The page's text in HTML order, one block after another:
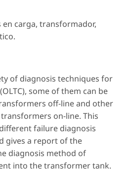
carga, transformador,
of diagnosis techniques for
some of them can be
off-line and other
on-line. This
failure diagnosis
gives a report of the
diagnosis method of
into the transformer tank.